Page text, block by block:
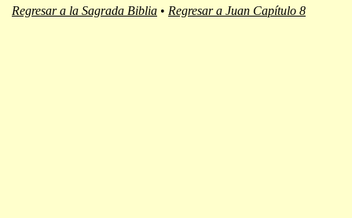
Regresar a la Sagrada Biblia • Regresar a Juan Capítulo 8